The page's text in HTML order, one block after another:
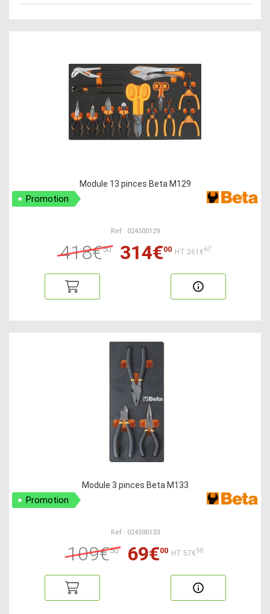
Module 13 pinces Beta M129
Promotion
Ref : 024500129
418€50 314€00 HT:261€67
Module 3 pinces Beta M133
Promotion
Ref : 024500133
109€50 69€00 HT:57€50